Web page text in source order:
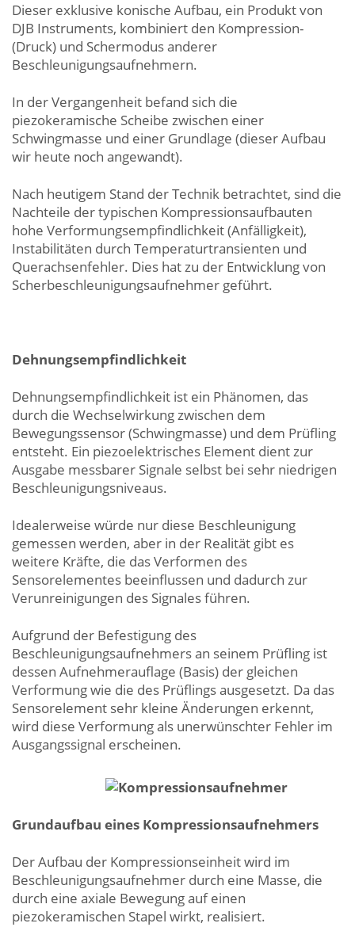
Dieser exklusive konische Aufbau, ein Produkt von
DJB Instruments, kombiniert den Kompression-
(Druck) und Schermodus anderer
Beschleunigungsaufnehmern.
In der Vergangenheit befand sich die
piezokeramische Scheibe zwischen einer
Schwingmasse und einer Grundlage (dieser Aufbau
wir heute noch angewandt).
Nach heutigem Stand der Technik betrachtet, sind die
Nachteile der typischen Kompressionsaufbauten
hohe Verformungsempfindlichkeit (Anfälligkeit),
Instabilitäten durch Temperaturtransienten und
Querachsenfehler. Dies hat zu der Entwicklung von
Scherbeschleunigungsaufnehmer geführt.
Dehnungsempfindlichkeit
Dehnungsempfindlichkeit ist ein Phänomen, das
durch die Wechselwirkung zwischen dem
Bewegungssensor (Schwingmasse) und dem Prüfling
entsteht. Ein piezoelektrisches Element dient zur
Ausgabe messbarer Signale selbst bei sehr niedrigen
Beschleunigungsniveaus.
Idealerweise würde nur diese Beschleunigung
gemessen werden, aber in der Realität gibt es
weitere Kräfte, die das Verformen des
Sensorelementes beeinflussen und dadurch zur
Verunreinigungen des Signales führen.
Aufgrund der Befestigung des
Beschleunigungsaufnehmers an seinem Prüfling ist
dessen Aufnehmerauflage (Basis) der gleichen
Verformung wie die des Prüflings ausgesetzt. Da das
Sensorelement sehr kleine Änderungen erkennt,
wird diese Verformung als unerwünschter Fehler im
Ausgangssignal erscheinen.
Grundaufbau eines Kompressionsaufnehmers
Der Aufbau der Kompressionseinheit wird im
Beschleunigungsaufnehmer durch eine Masse, die
durch eine axiale Bewegung auf einen
piezokeramischen Stapel wirkt, realisiert.